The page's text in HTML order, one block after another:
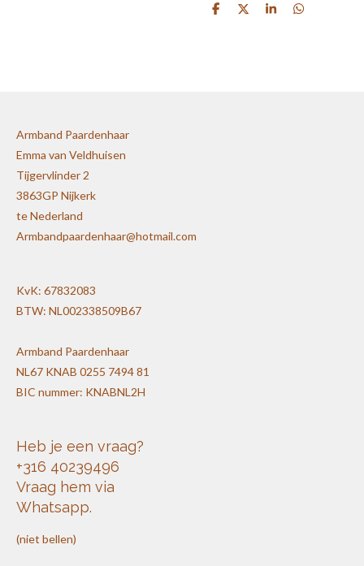
D
D
S
D
Armband Paardenhaar
Emma van Veldhuisen
Tijgervlinder 2
3863GP Nijkerk
te Nederland
Armbandpaardenhaar@hotmail.com
KvK: 67832083
BTW: NL002338509B67
Armband Paardenhaar
NL67 KNAB 0255 7494 81
BIC nummer: KNABNL2H
Heb je een vraag?
+316 40239496
Vraag hem via
Whatsapp.
(niet bellen)